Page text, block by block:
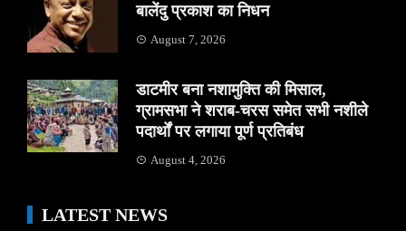
बालेंदु प्रकाश का निधन
August 7, 2026
डाटमीर बना नशामुक्ति की मिसाल,
ग्रामसभा ने शराब-चरस समेत सभी नशीले
पदार्थों पर लगाया पूर्ण प्रतिबंध
August 4, 2026
LATEST NEWS